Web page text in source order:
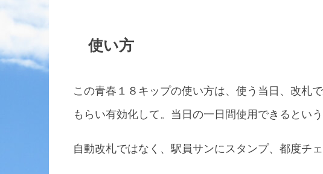
使い方
この青春１８キップの使い方は、使う当日、改札
もらい有効化して。当日の一日間使用できるという
自動改札ではなく、駅員サンにスタンプ、都度チ